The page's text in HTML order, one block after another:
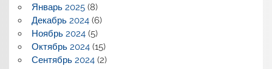
Январь 2025(8)
Декабрь 2024(6)
Ноябрь 2024(5)
Октябрь 2024(15)
Сентябрь 2024(2)